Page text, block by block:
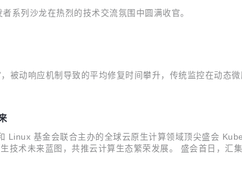
列沙龙在热烈的技术交流氛围中圆满收官。
被动响应机制导致的平均修复时间攀升，传统监控在动态微
基金会联合主办的全球云原生计算领域顶尖盛会
技术未来蓝图，共推云计算生态繁荣发展。 盛会首日，